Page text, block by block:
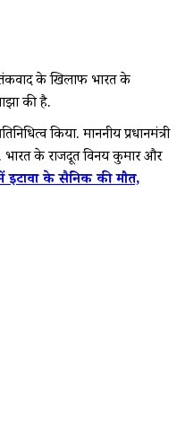
के खिलाफ भारत के
की है.
किया. माननीय प्रधानमंत्री
भारत के राजदूत विनय कुमार और
इटावा के सैनिक की मौत,